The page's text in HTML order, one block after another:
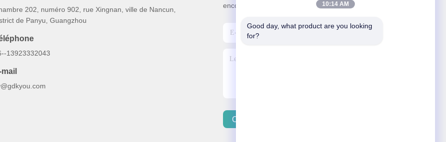
202, numéro 902, rue Xingnan, ville de Nancun,
de Panyu, Guangzhou
13923332043
mail
encore.
Contactez-Nous
10:14 AM
Good day, what product are you looking
for?